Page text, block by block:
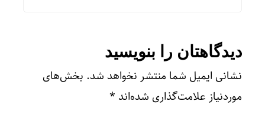
دیدگاهتان را بنویسید
نشانی ایمیل شما منتشر نخواهد شد. بخش‌های
موردنیاز علامت‌گذاری شده‌اند *